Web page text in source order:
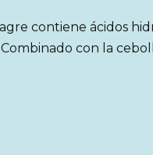
contiene ácidos
con la